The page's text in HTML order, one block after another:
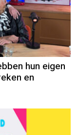
hun eigen
en